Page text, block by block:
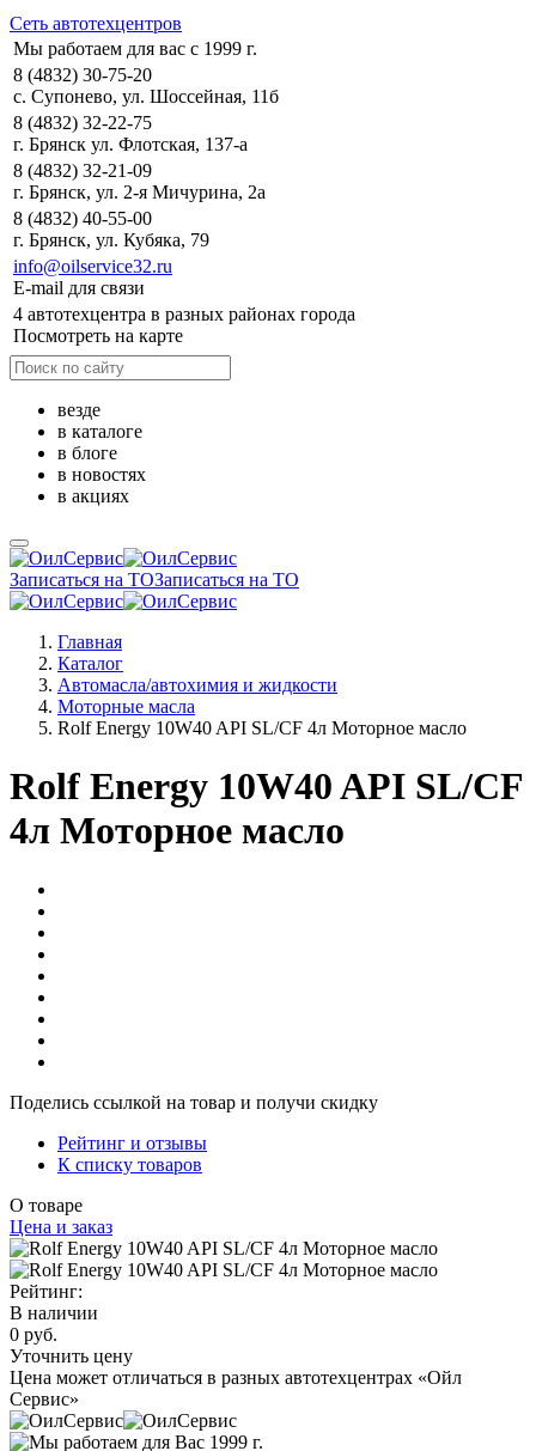
Сеть автотехцентров
Мы работаем для вас с 1999 г.
8 (4832) 30-75-20
с. Супонево, ул. Шоссейная, 11б
8 (4832) 32-22-75
г. Брянск ул. Флотская, 137-а
8 (4832) 32-21-09
г. Брянск, ул. 2-я Мичурина, 2а
8 (4832) 40-55-00
г. Брянск, ул. Кубяка, 79
info@oilservice32.ru
E-mail для связи
4 автотехцентра в разных районах города
Посмотреть на карте
везде
в каталоге
в блоге
в новостях
в акциях
Записаться на ТОЗаписаться на ТО
Главная
Каталог
Автомасла/автохимия и жидкости
Моторные масла
Rolf Energy 10W40 API SL/CF 4л Моторное масло
Rolf Energy 10W40 API SL/CF
4л Моторное масло
Поделись ссылкой на товар и получи скидку
Рейтинг и отзывы
К списку товаров
О товаре
Цена и заказ
Рейтинг:
В наличии
0 руб.
Уточнить цену
Цена может отличаться в разных автотехцентрах «Ойл
Сервис»